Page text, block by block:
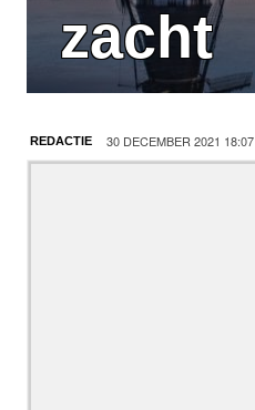
zacht
REDACTIE 30 DECEMBER 2021 18:07